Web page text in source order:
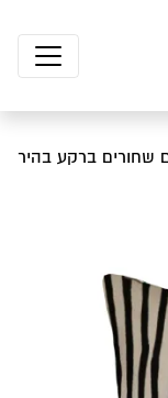
שחורים ברקע בהיר